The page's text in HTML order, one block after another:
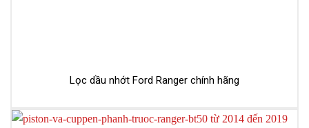
Lọc dầu nhớt Ford Ranger chính hãng